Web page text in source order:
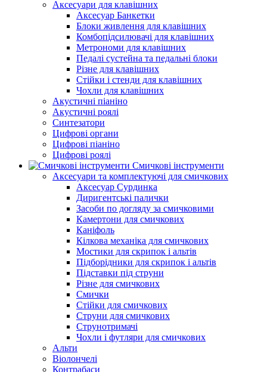
Аксесуари для клавішних
Аксесуар Банкетки
Блоки живлення для клавішних
Комбопідсилювачі для клавішних
Метрономи для клавішних
Педалі сустейна та педальні блоки
Різне для клавішних
Стійки і стенди для клавішних
Чохли для клавішних
Акустичні піаніно
Акустичні роялі
Синтезатори
Цифрові органи
Цифрові піаніно
Цифрові роялі
Смичкові інструменти
Аксесуари та комплектуючі для смичкових
Аксесуар Сурдинка
Диригентські палички
Засоби по догляду за смичковими
Камертони для смичкових
Каніфоль
Кілкова механіка для смичкових
Мостики для скрипок і альтів
Підборiдники для скрипок і альтів
Підставки під струни
Різне для смичкових
Смички
Стійки для смичкових
Струни для смичкових
Струнотримачі
Чохли і футляри для смичкових
Альти
Віолончелі
Контрабаси